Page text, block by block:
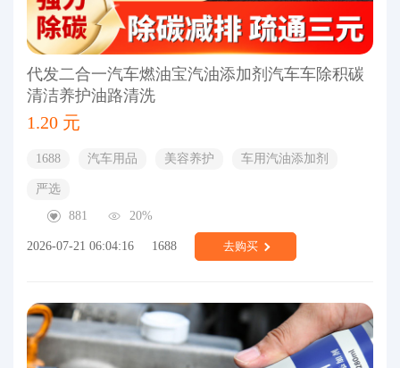
代发二合一汽车燃油宝汽油添加剂汽车车除积碳
清洁养护油路清洗
1.20 元
1688 汽车用品 美容养护 车用汽油添加剂
严选
881
20%
2026-07-21 06:04:16 1688 去购买